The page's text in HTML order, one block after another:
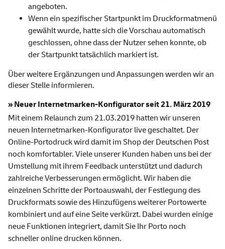
angeboten.
Wenn ein spezifischer Startpunkt im Druckformatmenü
gewählt wurde, hatte sich die Vorschau automatisch
geschlossen, ohne dass der Nutzer sehen konnte, ob
der Startpunkt tatsächlich markiert ist.
Über weitere Ergänzungen und Anpassungen werden wir an
dieser Stelle informieren.
» Neuer Internetmarken-Konfigurator seit 21. März 2019
Mit einem Relaunch zum 21.03.2019 hatten wir unseren
neuen Internetmarken-Konfigurator live geschaltet. Der
Online-Portodruck wird damit im Shop der Deutschen Post
noch komfortabler. Viele unserer Kunden haben uns bei der
Umstellung mit ihrem Feedback unterstützt und dadurch
zahlreiche Verbesserungen ermöglicht. Wir haben die
einzelnen Schritte der Portoauswahl, der Festlegung des
Druckformats sowie des Hinzufügens weiterer Portowerte
kombiniert und auf eine Seite verkürzt. Dabei wurden einige
neue Funktionen integriert, damit Sie Ihr Porto noch
schneller online drucken können.